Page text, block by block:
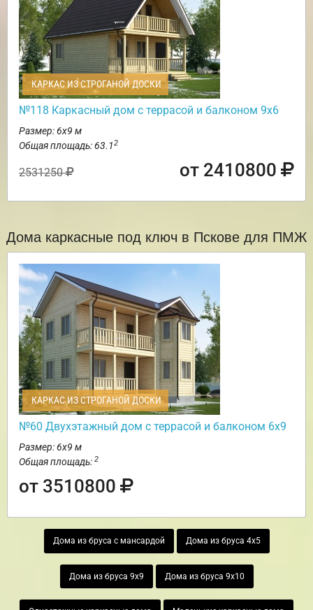
КАРКАС ИЗ СТРОГАНОЙ ДОСКИ
№118 Каркасный дом с террасой и балконом 9х6
Размер: 6х9 м
Общая площадь: 63.12
2531250 от 2410800
Дома каркасные под ключ в Пскове для ПМЖ
КАРКАС ИЗ СТРОГАНОЙ ДОСКИ
№60 Двухэтажный дом с террасой и балконом 6х9
Размер: 6х9 м
Общая площадь: 2
от 3510800
Дома из бруса с мансардой Дома из бруса 4х5
Дома из бруса 9х9 Дома из бруса 9х10